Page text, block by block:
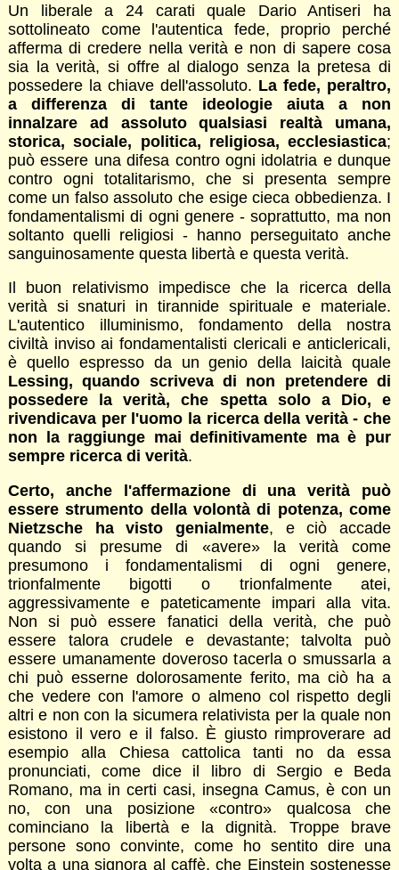
Un liberale a 24 carati quale Dario Antiseri ha
sottolineato come l'autentica fede, proprio perché
afferma di credere nella verità e non di sapere cosa
sia la verità, si offre al dialogo senza la pretesa di
possedere la chiave dell'assoluto. La fede, peraltro,
a differenza di tante ideologie aiuta a non
innalzare ad assoluto qualsiasi realtà umana,
storica, sociale, politica, religiosa, ecclesiastica;
può essere una difesa contro ogni idolatria e dunque
contro ogni totalitarismo, che si presenta sempre
come un falso assoluto che esige cieca obbedienza. I
fondamentalismi di ogni genere - soprattutto, ma non
soltanto quelli religiosi - hanno perseguitato anche
sanguinosamente questa libertà e questa verità.
Il buon relativismo impedisce che la ricerca della
verità si snaturi in tirannide spirituale e materiale.
L'autentico illuminismo, fondamento della nostra
civiltà inviso ai fondamentalisti clericali e anticlericali,
è quello espresso da un genio della laicità quale
Lessing, quando scriveva di non pretendere di
possedere la verità, che spetta solo a Dio, e
rivendicava per l'uomo la ricerca della verità - che
non la raggiunge mai definitivamente ma è pur
sempre ricerca di verità.
Certo, anche l'affermazione di una verità può
essere strumento della volontà di potenza, come
Nietzsche ha visto genialmente, e ciò accade
quando si presume di «avere» la verità come
presumono i fondamentalismi di ogni genere,
trionfalmente bigotti o trionfalmente atei,
aggressivamente e pateticamente impari alla vita.
Non si può essere fanatici della verità, che può
essere talora crudele e devastante; talvolta può
essere umanamente doveroso tacerla o smussarla a
chi può esserne dolorosamente ferito, ma ciò ha a
che vedere con l'amore o almeno col rispetto degli
altri e non con la sicumera relativista per la quale non
esistono il vero e il falso. È giusto rimproverare ad
esempio alla Chiesa cattolica tanti no da essa
pronunciati, come dice il libro di Sergio e Beda
Romano, ma in certi casi, insegna Camus, è con un
no, con una posizione «contro» qualcosa che
cominciano la libertà e la dignità. Troppe brave
persone sono convinte, come ho sentito dire una
volta a una signora al caffè, che Einstein sostenesse